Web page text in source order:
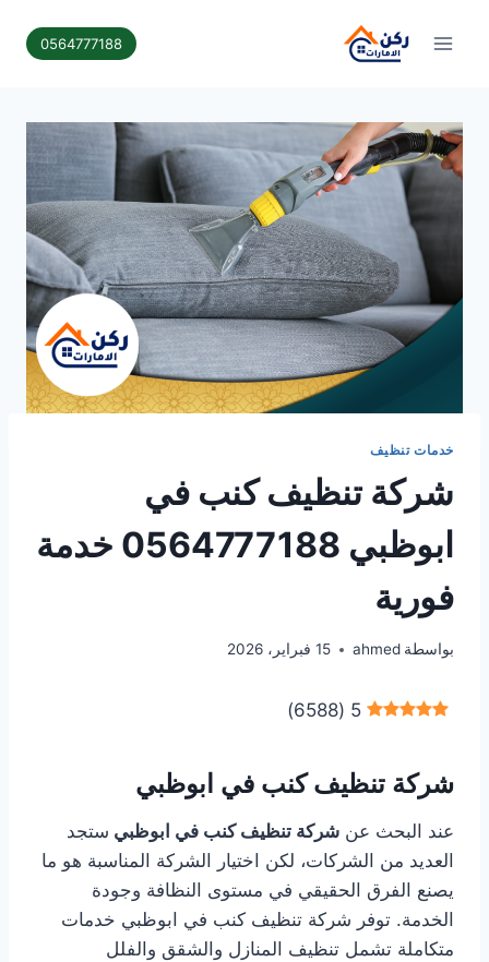
0564777188
خدمات تنظيف
شركة تنظيف كنب في
ابوظبي 0564777188 خدمة
فورية
بواسطة ahmed 15 فبراير، 2026
5
(
6588
)
شركة تنظيف كنب في ابوظبي
عند البحث عن شركة تنظيف كنب في ابوظبي ستجد
العديد من الشركات، لكن اختيار الشركة المناسبة هو ما
يصنع الفرق الحقيقي في مستوى النظافة وجودة
الخدمة. توفر شركة تنظيف كنب في ابوظبي خدمات
متكاملة تشمل تنظيف المنازل والشقق والفلل